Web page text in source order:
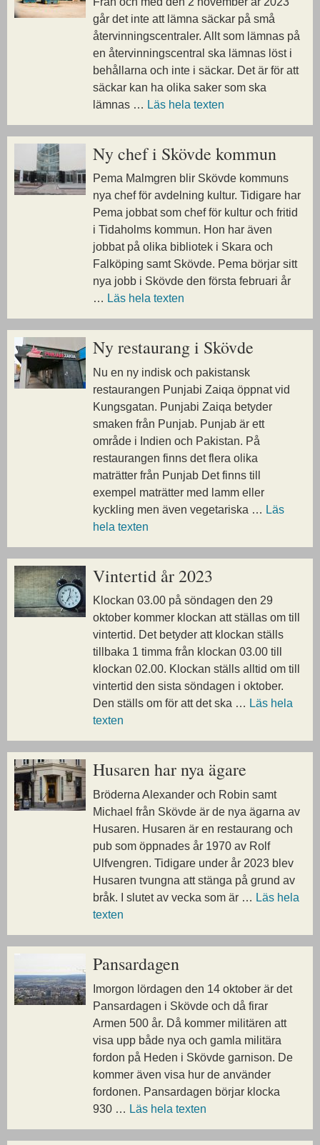
går det inte att lämna säckar på små
återvinningscentraler. Allt som lämnas på
en återvinningscentral ska lämnas löst i
behållarna och inte i säckar. Det är för att
säckar kan ha olika saker som ska
lämnas … Läs hela texten
Ny chef i Skövde kommun
Pema Malmgren blir Skövde kommuns
nya chef för avdelning kultur. Tidigare har
Pema jobbat som chef för kultur och fritid
i Tidaholms kommun. Hon har även
jobbat på olika bibliotek i Skara och
Falköping samt Skövde. Pema börjar sitt
nya jobb i Skövde den första februari år
… Läs hela texten
Ny restaurang i Skövde
Nu en ny indisk och pakistansk
restaurangen Punjabi Zaiqa öppnat vid
Kungsgatan. Punjabi Zaiqa betyder
smaken från Punjab. Punjab är ett
område i Indien och Pakistan. På
restaurangen finns det flera olika
maträtter från Punjab Det finns till
exempel maträtter med lamm eller
kyckling men även vegetariska … Läs
hela texten
Vintertid år 2023
Klockan 03.00 på söndagen den 29
oktober kommer klockan att ställas om till
vintertid. Det betyder att klockan ställs
tillbaka 1 timma från klockan 03.00 till
klockan 02.00. Klockan ställs alltid om till
vintertid den sista söndagen i oktober.
Den ställs om för att det ska … Läs hela
texten
Husaren har nya ägare
Bröderna Alexander och Robin samt
Michael från Skövde är de nya ägarna av
Husaren. Husaren är en restaurang och
pub som öppnades år 1970 av Rolf
Ulfvengren. Tidigare under år 2023 blev
Husaren tvungna att stänga på grund av
bråk. I slutet av vecka som är … Läs hela
texten
Pansardagen
Imorgon lördagen den 14 oktober är det
Pansardagen i Skövde och då firar
Armen 500 år. Då kommer militären att
visa upp både nya och gamla militära
fordon på Heden i Skövde garnison. De
kommer även visa hur de använder
fordonen. Pansardagen börjar klocka
930 … Läs hela texten